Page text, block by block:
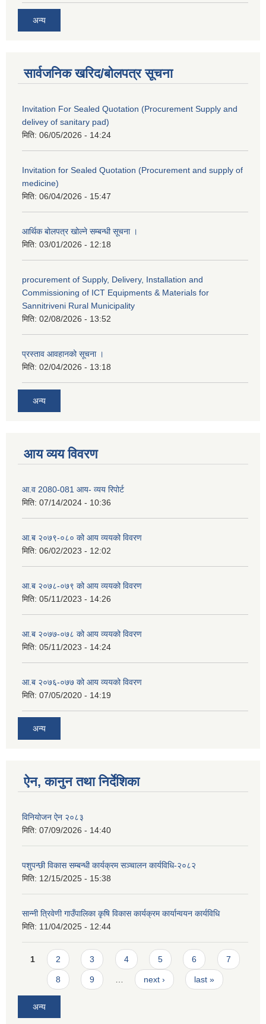
अन्य
सार्वजनिक खरिद/बोलपत्र सूचना
Invitation For Sealed Quotation (Procurement Supply and
delivey of sanitary pad)
मिति: 06/05/2026 - 14:24
Invitation for Sealed Quotation (Procurement and supply of
medicine)
मिति: 06/04/2026 - 15:47
आर्थिक बोलपत्र खोल्ने सम्बन्धी सूचना ।
मिति: 03/01/2026 - 12:18
procurement of Supply, Delivery, Installation and
Commissioning of ICT Equipments & Materials for
Sannitriveni Rural Municipality
मिति: 02/08/2026 - 13:52
प्रस्ताव आवहानको सूचना ।
मिति: 02/04/2026 - 13:18
अन्य
आय व्यय विवरण
आ.व 2080-081 आय- व्यय रिपोर्ट
मिति: 07/14/2024 - 10:36
आ.ब २०७९-०८० को आय व्ययको विवरण
मिति: 06/02/2023 - 12:02
आ.ब २०७८-०७९ को आय व्ययको विवरण
मिति: 05/11/2023 - 14:26
आ.ब २०७७-०७८ को आय व्ययको विवरण
मिति: 05/11/2023 - 14:24
आ.ब २०७६-०७७ को आय व्ययको विवरण
मिति: 07/05/2020 - 14:19
अन्य
ऐन, कानुन तथा निर्देशिका
विनियोजन ऐन २०८३
मिति: 07/09/2026 - 14:40
पशुपन्छी विकास सम्बन्धी कार्यक्रम सञ्चालन कार्यविधि-२०८२
मिति: 12/15/2025 - 15:38
सान्नी त्रिवेणी गाउँपालिका कृषि विकास कार्यक्रम कार्यान्वयन कार्यविधि
मिति: 11/04/2025 - 12:44
Pages
1 2 3 4 5 6 7
8 9 next › last »
अन्य